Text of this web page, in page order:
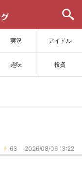
実況 アイドル
趣味 投資
63 2026/08/06 13:22